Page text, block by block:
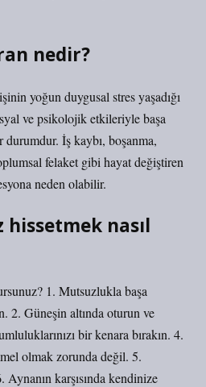
nedir?
yoğun duygusal stres yaşadığı
ve psikolojik etkileriyle başa
İş kaybı, boşanma,
felaket gibi hayat değiştiren
neden olabilir.
nasıl
1. Mutsuzlukla başa
2. Güneşin altında oturun ve
bir kenara bırakın. 4.
olmak zorunda değil. 5.
Aynanın karşısında kendinize